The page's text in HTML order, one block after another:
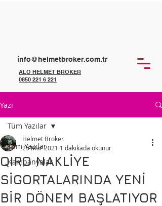
info@helmetbroker.com.tr
ALO HELMET BROKER
0850 221 6 221
Yazı
Tüm Yazılar
Kampanyalar
Tüm Yazılar
QIRO NAKLİYE
SİGORTALARINDA YENİ
BİR DÖNEM BAŞLATIYOR
Helmet Broker
25 Mar 2021 1 dakikada okunur